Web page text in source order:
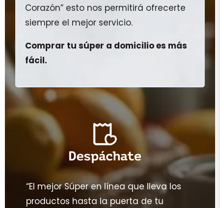
Corazón” esto nos permitirá ofrecerte
siempre el mejor servicio.
Comprar tu súper a domicilio es más
fácil.
“El mejor Súper en línea que lleva los
productos hasta la puerta de tu